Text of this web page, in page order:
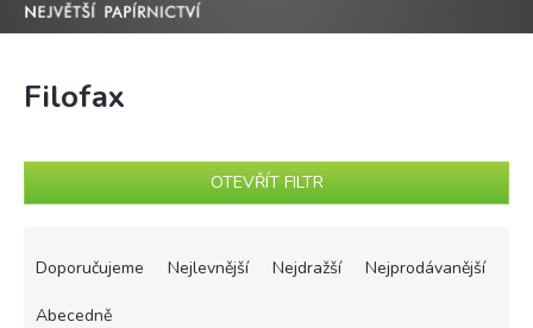
Filofax
OTEVŘÍT FILTR
Doporučujeme Nejlevnější Nejdražší Nejprodávanější
Abecedně